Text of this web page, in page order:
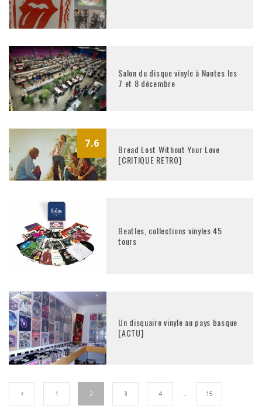
Salon du disque vinyle à Nantes les
7 et 8 décembre
7.6
Bread Lost Without Your Love
[CRITIQUE RETRO]
Beatles, collections vinyles 45
tours
Un disquaire vinyle au pays basque
[ACTU]
1 2 3 4 … 15